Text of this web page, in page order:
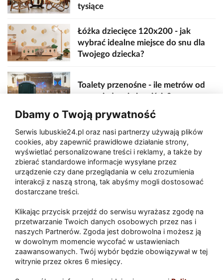
tysiące
Łóżka dziecięce 120x200 - jak
wybrać idealne miejsce do snu dla
Twojego dziecka?
Toalety przenośne - ile metrów od
sceny, jedzenia i wejścia?
Zaatakował seniora na "kwadracie"
Akcja po pożarze w Gorzowie.
Ruszyła rozbiórka ściany spalonej
Paliwa
Raport Dodaj raport
Sport
Dbamy o Twoją prywatność
Serwis lubuskie24.pl oraz nasi partnerzy używają plików
cookies, aby zapewnić prawidłowe działanie strony,
wyświetlać personalizowane treści i reklamy, a także by
zbierać standardowe informacje wysyłane przez
urządzenie czy dane przeglądania w celu zrozumienia
interakcji z naszą stroną, tak abyśmy mogli dostosować
dostarczane treści.
Klikając przycisk przejdź do serwisu wyrażasz zgodę na
przetwarzanie Twoich danych osobowych przez nas i
naszych Partnerów. Zgoda jest dobrowolna i możesz ją
w dowolnym momencie wycofać w ustawieniach
zaawansowanych. Twój wybór będzie obowiązywał w tej
witrynie przez okres 6 miesięcy.